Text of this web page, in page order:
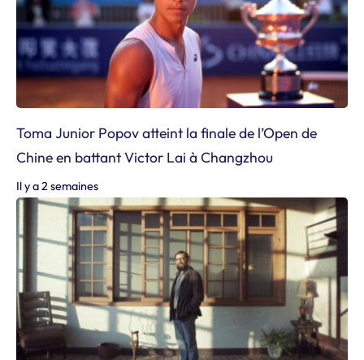
Toma Junior Popov atteint la finale de l’Open de
Chine en battant Victor Lai à Changzhou
Il y a 2 semaines